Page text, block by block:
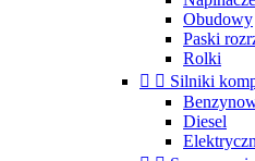
Obudowy
Paski
Rolki
  Silniki
Diesel